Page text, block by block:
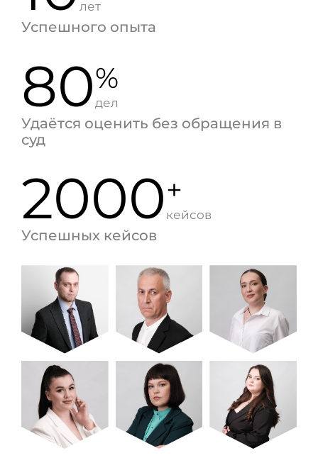
лет
Успешного опыта
80%
дел
Удаётся оценить без обращения в
суд
2000+
кейсов
Успешных кейсов